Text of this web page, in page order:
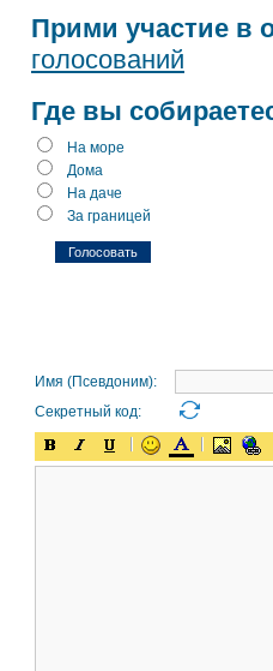
Прими участие в
голосований
Где вы
На море
Дома
На даче
За границей
Имя (Псевдоним):
Секретный код: